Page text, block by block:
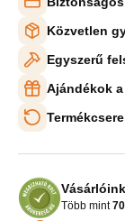
Közvetlen
Egyszerű
Ajándékok
Több mint